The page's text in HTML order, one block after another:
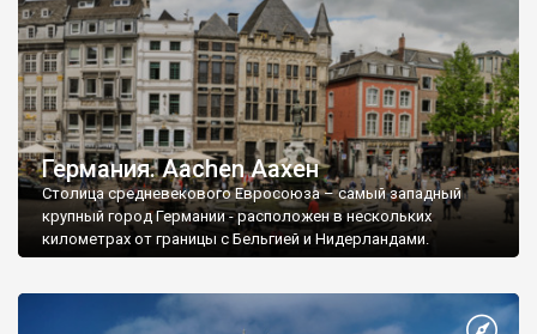
Германия. Aachen Аахен
Столица средневекового Евросоюза – самый западный
крупный город Германии - расположен в нескольких
километрах от границы с Бельгией и Нидерландами.